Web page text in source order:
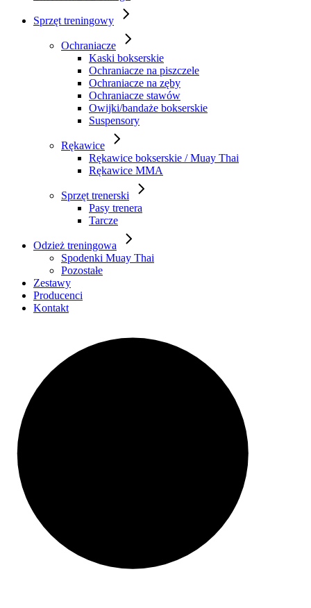
Sprzęt treningowy
Ochraniacze
Kaski bokserskie
Ochraniacze na piszczele
Ochraniacze na zęby
Ochraniacze stawów
Owijki/bandaże bokserskie
Suspensory
Rękawice
Rękawice bokserskie / Muay Thai
Rękawice MMA
Sprzęt trenerski
Pasy trenera
Tarcze
Odzież treningowa
Spodenki Muay Thai
Pozostałe
Zestawy
Producenci
Kontakt